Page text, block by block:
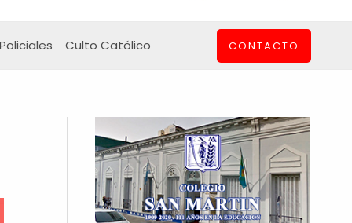
Policiales Culto Católico CONTACTO